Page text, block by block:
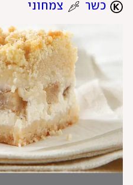
כשר צמחוני